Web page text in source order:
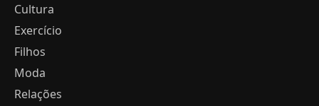
Cultura
Exercício
Filhos
Moda
Relações